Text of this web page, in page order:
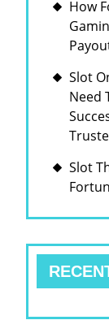
How
Slot
Need
Slot